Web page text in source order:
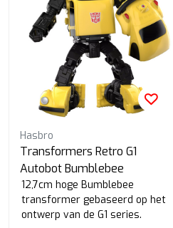
Hasbro
Transformers Retro G1
Autobot Bumblebee
12,7cm hoge Bumblebee
transformer gebaseerd op het
ontwerp van de G1 series.